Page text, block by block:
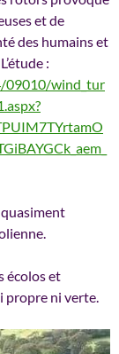
et de
des humains et
:
09010/wind_tur
écolos et
propre ni verte.